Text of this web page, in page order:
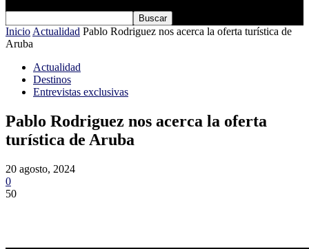
Inicio Actualidad Pablo Rodriguez nos acerca la oferta turística de
Aruba
Actualidad
Destinos
Entrevistas exclusivas
Pablo Rodriguez nos acerca la oferta
turística de Aruba
20 agosto, 2024
0
50